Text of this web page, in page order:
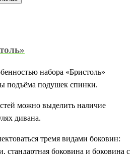
набора «Бристоль»
подъёма подушек спинки.
можно выделить наличие
дивана.
тремя видами боковин:
стандартная боковина и боковина с